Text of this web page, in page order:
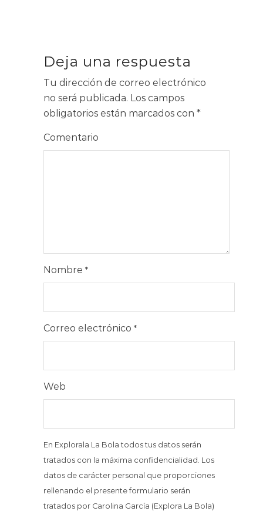
Deja una respuesta
Tu dirección de correo electrónico
no será publicada. Los campos
obligatorios están marcados con *
Comentario
Nombre *
Correo electrónico *
Web
En Explorala La Bola todos tus datos serán
tratados con la máxima confidencialidad. Los
datos de carácter personal que proporciones
rellenando el presente formulario serán
tratados por Carolina García (Explora La Bola)